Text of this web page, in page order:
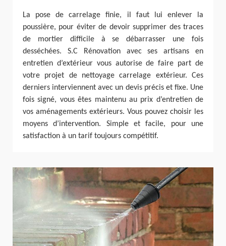
La pose de carrelage finie, il faut lui enlever la
poussière, pour éviter de devoir supprimer des traces
de mortier difficile à se débarrasser une fois
desséchées. S.C Rénovation avec ses artisans en
entretien d’extérieur vous autorise de faire part de
votre projet de nettoyage carrelage extérieur. Ces
derniers interviennent avec un devis précis et fixe. Une
fois signé, vous êtes maintenu au prix d’entretien de
vos aménagements extérieurs. Vous pouvez choisir les
moyens d’intervention. Simple et facile, pour une
satisfaction à un tarif toujours compétitif.